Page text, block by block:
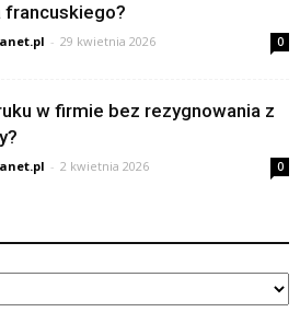
francuskiego?
- 29 kwietnia 2026 0
w firmie bez rezygnowania z
- 2 kwietnia 2026 0